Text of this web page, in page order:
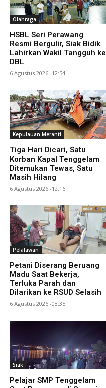
Olahraga
HSBL Seri Perawang
Resmi Bergulir, Siak Bidik
Lahirkan Wakil Tangguh ke
DBL
6 Agustus 2026 -12:54
Kepulauan Meranti
Tiga Hari Dicari, Satu
Korban Kapal Tenggelam
Ditemukan Tewas, Satu
Masih Hilang
6 Agustus 2026 -12:16
Pelalawan
Petani Diserang Beruang
Madu Saat Bekerja,
Terluka Parah dan
Dilarikan ke RSUD Selasih
6 Agustus 2026 -08:35
Siak
Pelajar SMP Tenggelam